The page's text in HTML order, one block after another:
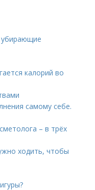
убирающие
калорий во
самому себе.
– в трёх
ходить, чтобы